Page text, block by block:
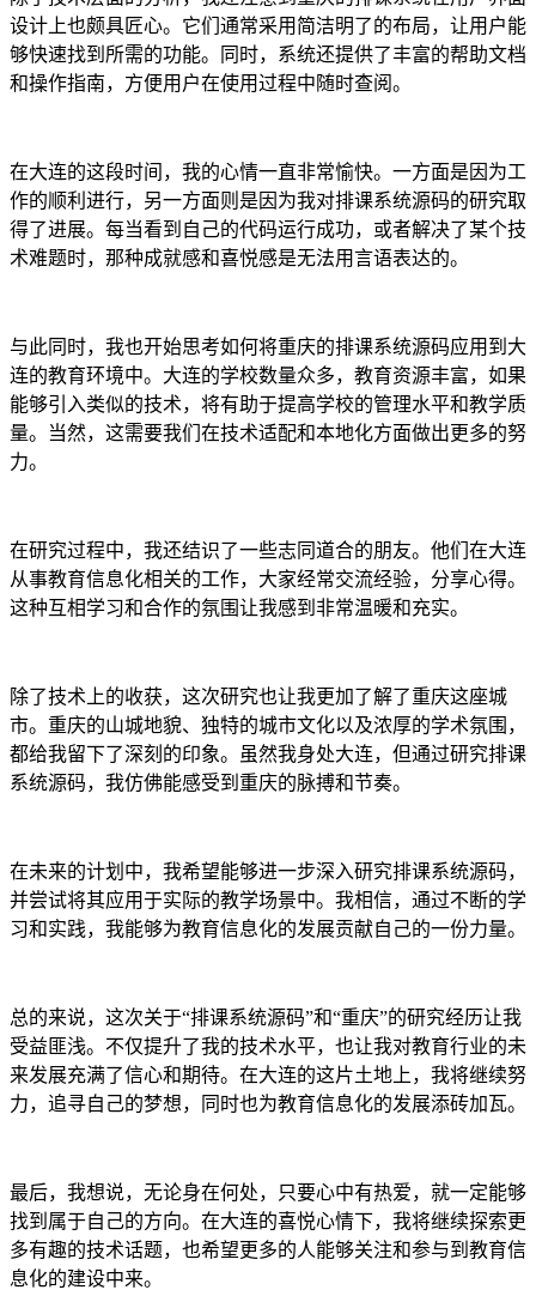
设计上也颇具匠心。它们通常采用简洁明了的布局，让用户能
够快速找到所需的功能。同时，系统还提供了丰富的帮助文档
和操作指南，方便用户在使用过程中随时查阅。
在大连的这段时间，我的心情一直非常愉快。一方面是因为工
作的顺利进行，另一方面则是因为我对排课系统源码的研究取
得了进展。每当看到自己的代码运行成功，或者解决了某个技
术难题时，那种成就感和喜悦感是无法用言语表达的。
与此同时，我也开始思考如何将重庆的排课系统源码应用到大
连的教育环境中。大连的学校数量众多，教育资源丰富，如果
能够引入类似的技术，将有助于提高学校的管理水平和教学质
量。当然，这需要我们在技术适配和本地化方面做出更多的努
力。
在研究过程中，我还结识了一些志同道合的朋友。他们在大连
从事教育信息化相关的工作，大家经常交流经验，分享心得。
这种互相学习和合作的氛围让我感到非常温暖和充实。
除了技术上的收获，这次研究也让我更加了解了重庆这座城
市。重庆的山城地貌、独特的城市文化以及浓厚的学术氛围，
都给我留下了深刻的印象。虽然我身处大连，但通过研究排课
系统源码，我仿佛能感受到重庆的脉搏和节奏。
在未来的计划中，我希望能够进一步深入研究排课系统源码，
并尝试将其应用于实际的教学场景中。我相信，通过不断的学
习和实践，我能够为教育信息化的发展贡献自己的一份力量。
总的来说，这次关于“排课系统源码”和“重庆”的研究经历让我
受益匪浅。不仅提升了我的技术水平，也让我对教育行业的未
来发展充满了信心和期待。在大连的这片土地上，我将继续努
力，追寻自己的梦想，同时也为教育信息化的发展添砖加瓦。
最后，我想说，无论身在何处，只要心中有热爱，就一定能够
找到属于自己的方向。在大连的喜悦心情下，我将继续探索更
多有趣的技术话题，也希望更多的人能够关注和参与到教育信
息化的建设中来。